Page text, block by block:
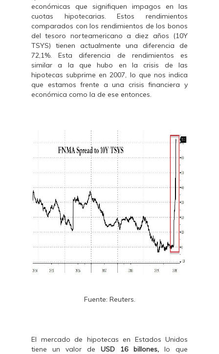
económicas que signifiquen impagos en las
cuotas hipotecarias. Estos rendimientos
comparados con los rendimientos de los bonos
del tesoro norteamericano a diez años (10Y
TSYS) tienen actualmente una diferencia de
72,1%. Esta diferencia de rendimientos es
similar a la que hubo en la crisis de las
hipotecas subprime en 2007, lo que nos indica
que estamos frente a una crisis financiera y
económica como la de ese entonces.
Fuente: Reuters.
El mercado de hipotecas en Estados Unidos
tiene un valor de USD 16 billones, lo que